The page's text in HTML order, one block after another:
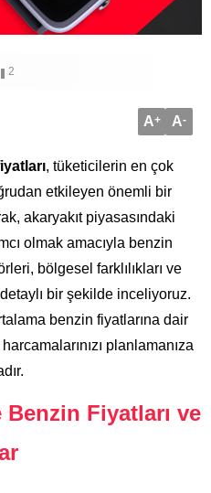
2
A+ A-
, tüketicilerin en çok
etkileyen önemli bir
akaryakıt piyasasındaki
olmak amacıyla benzin
bölgesel farklılıkları ve
bir şekilde inceliyoruz.
benzin fiyatlarına dair
planlamanıza
Fiyatları ve